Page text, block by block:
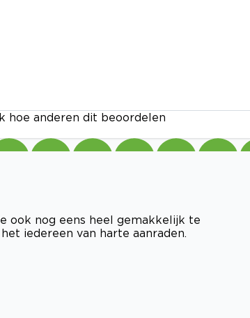
hoe anderen dit beoordelen
ook nog eens heel gemakkelijk te
iedereen van harte aanraden.